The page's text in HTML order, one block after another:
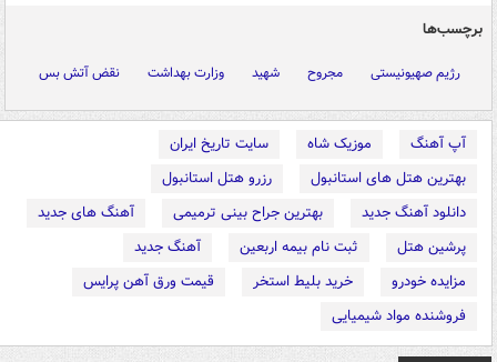
برچسب‌ها
رژیم صهیونیستی مجروح شهید وزارت بهداشت نقض آتش بس
آپ آهنگ موزیک شاه
سایت تاریخ ایران
بهترین هتل های استانبول
رزرو هتل استانبول
دانلود آهنگ جدید
بهترین جراح بینی ترمیمی
آهنگ های جدید
پرشین هتل
ثبت نام بیمه اربعین
آهنگ جدید
مزایده خودرو
خرید بلیط استخر
قیمت ورق آهن پرایس
فروشنده مواد شیمیایی